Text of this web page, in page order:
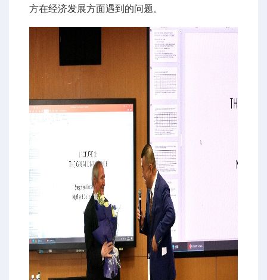
方在经济发展方面遇到的问题。